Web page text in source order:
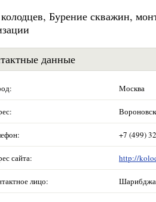
Бурение скважин,
данные
Москва
+7 (499)
сайта: http://
лицо: